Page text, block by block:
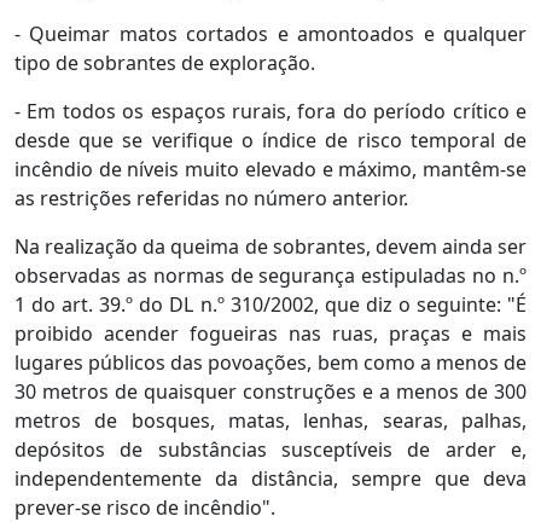
- Queimar matos cortados e amontoados e qualquer
tipo de sobrantes de exploração.
- Em todos os espaços rurais, fora do período crítico e
desde que se verifique o índice de risco temporal de
incêndio de níveis muito elevado e máximo, mantêm-se
as restrições referidas no número anterior.
Na realização da queima de sobrantes, devem ainda ser
observadas as normas de segurança estipuladas no n.º
1 do art. 39.º do DL n.º 310/2002, que diz o seguinte: "É
proibido acender fogueiras nas ruas, praças e mais
lugares públicos das povoações, bem como a menos de
30 metros de quaisquer construções e a menos de 300
metros de bosques, matas, lenhas, searas, palhas,
depósitos de substâncias susceptíveis de arder e,
independentemente da distância, sempre que deva
prever-se risco de incêndio".